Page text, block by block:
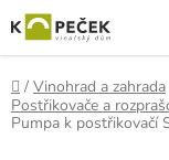
na
obsah
Domů
/ Vinohrad a zahrada
Postřikovače a
Pumpa k postřikovačí